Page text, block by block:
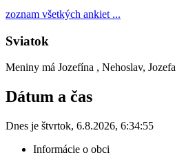
zoznam všetkých ankiet ...
Sviatok
Meniny má Jozefína , Nehoslav, Jozefa
Dátum a čas
Dnes je štvrtok, 6.8.2026, 6:34:55
Informácie o obci